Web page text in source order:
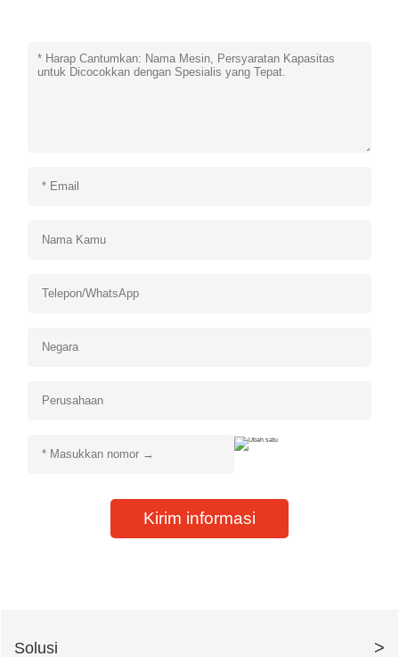
Kirim informasi
Solusi >